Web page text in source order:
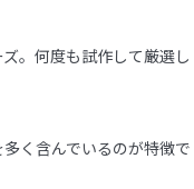
。何度も試作して厳選し
く含んでいるのが特徴で